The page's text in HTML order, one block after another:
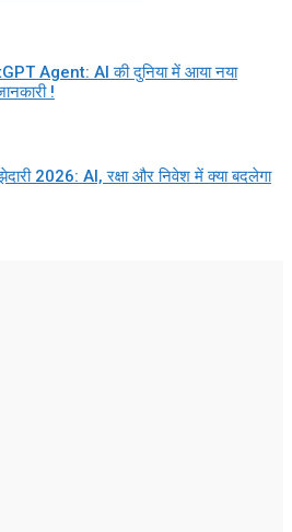
Agent: AI की दुनिया में आया नया
!
2026: AI, रक्षा और निवेश में क्या बदलेगा